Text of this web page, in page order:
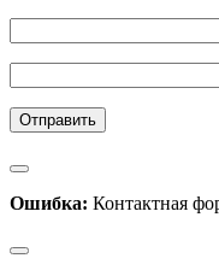
Ошибка: Контактная